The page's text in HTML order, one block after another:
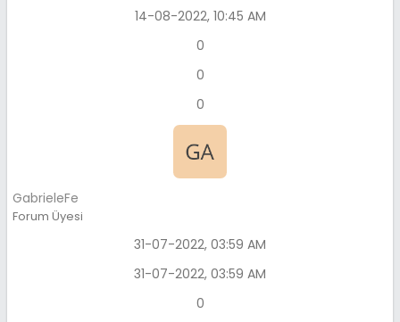
14-08-2022, 10:45 AM
0
0
0
GabrieleFe
Forum Üyesi
31-07-2022, 03:59 AM
31-07-2022, 03:59 AM
0